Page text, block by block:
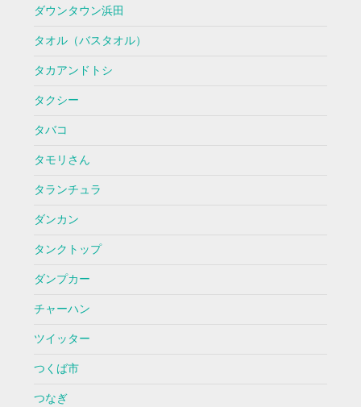
ダウンタウン浜田
タオル（バスタオル）
タカアンドトシ
タクシー
タバコ
タモリさん
タランチュラ
ダンカン
タンクトップ
ダンプカー
チャーハン
ツイッター
つくば市
つなぎ